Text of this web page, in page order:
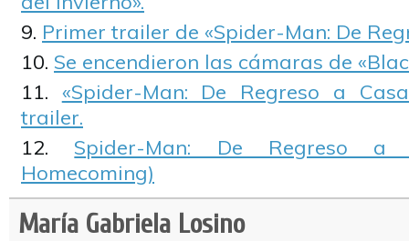
Primer trailer de «Spider-Man: De
Se encendieron las cámaras de
«Spider-Man: De Regreso a
trailer.
Spider-Man: De Regreso a
Homecoming)
María Gabriela Losino